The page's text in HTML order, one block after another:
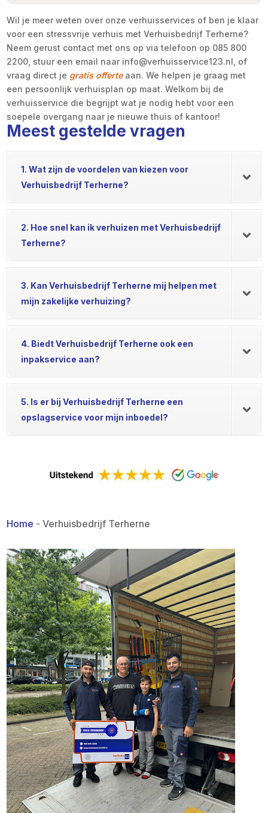
Wil je meer weten over onze verhuisservices of ben je klaar
voor een stressvrije verhuis met Verhuisbedrijf Terherne?
Neem gerust contact met ons op via telefoon op 085 800
2200, stuur een email naar info@verhuisservice123.nl, of
vraag direct je gratis offerteaan. We helpen je graag met
een persoonlijk verhuisplan op maat. Welkom bij de
verhuisservice die begrijpt wat je nodig hebt voor een
soepele overgang naar je nieuwe thuis of kantoor!
Meest gestelde vragen
1. Wat zijn de voordelen van kiezen voor
Verhuisbedrijf Terherne?
2. Hoe snel kan ik verhuizen met Verhuisbedrijf
Terherne?
3. Kan Verhuisbedrijf Terherne mij helpen met
mijn zakelijke verhuizing?
4. Biedt Verhuisbedrijf Terherne ook een
inpakservice aan?
5. Is er bij Verhuisbedrijf Terherne een
opslagservice voor mijn inboedel?
Home -Verhuisbedrijf Terherne